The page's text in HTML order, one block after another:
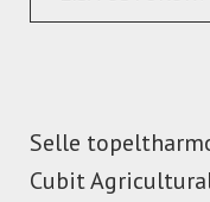
Selle
Cubit